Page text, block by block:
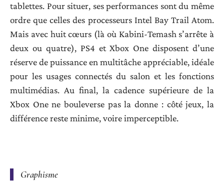
tablettes. Pour situer, ses performances sont du même
ordre que celles des processeurs Intel Bay Trail Atom.
Mais avec huit cœurs (là où Kabini-Temash s’arrête à
deux ou quatre), PS4 et Xbox One disposent d’une
réserve de puissance en multitâche appréciable, idéale
pour les usages connectés du salon et les fonctions
multimédias. Au final, la cadence supérieure de la
Xbox One ne bouleverse pas la donne : côté jeux, la
différence reste minime, voire imperceptible.
Graphisme